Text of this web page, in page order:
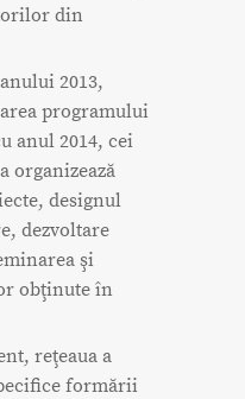
din
2013,
programului
anul 2014, cei
organizează
designul
dezvoltare
şi
obţinute în
reţeaua a
formării